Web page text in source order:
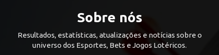
Sobre nós
Resultados, estatísticas, atualizações e notícias sobre o
universo dos Esportes, Bets e Jogos Lotéricos.